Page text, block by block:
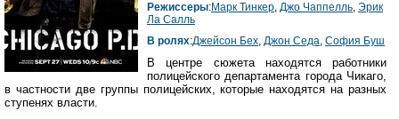
Режиссеры:Марк Тинкер, Джо Чаппелль, Эрик
Ла Салль
В ролях:Джейсон Бех, Джон Седа, София Буш
В центре сюжета находятся работники
полицейского департамента города Чикаго,
в частности две группы полицейских, которые находятся на разных
ступенях власти.